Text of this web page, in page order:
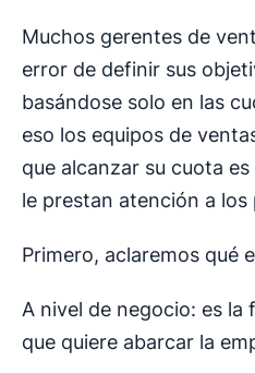
Muchos gerentes de
error de definir sus
basándose solo en las
eso los equipos de
que alcanzar su cuota
le prestan atención a los
Primero, aclaremos qué
A nivel de negocio: es la
que quiere abarcar la